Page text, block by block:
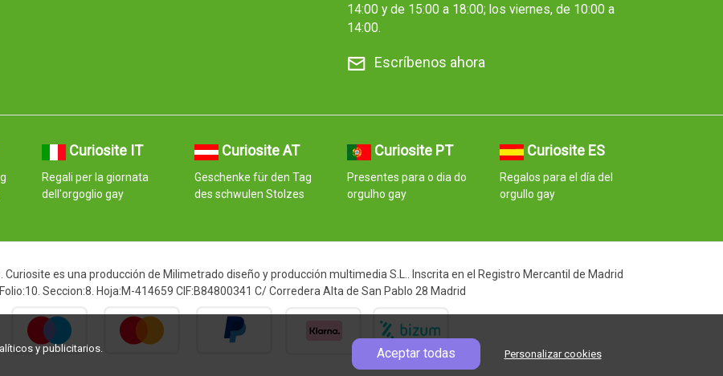
14:00 y de 15:00 a 18:00; los viernes, de 10:00 a
14:00.
Escríbenos ahora
Curiosite IT
Regali per la giornata
dell'orgoglio gay
Curiosite AT
Geschenke für den Tag
des schwulen Stolzes
Curiosite PT
Presentes para o dia do
orgulho gay
Curiosite ES
Regalos para el día del
orgullo gay
es una producción de Milimetrado diseño y producción multimedia S.L.. Inscrita en el Registro Mercantil de Madrid
Seccion:8. Hoja:M-414659 CIF:B84800341 C/ Corredera Alta de San Pablo 28 Madrid
y publicitarios. Aceptar todas Personalizar cookies